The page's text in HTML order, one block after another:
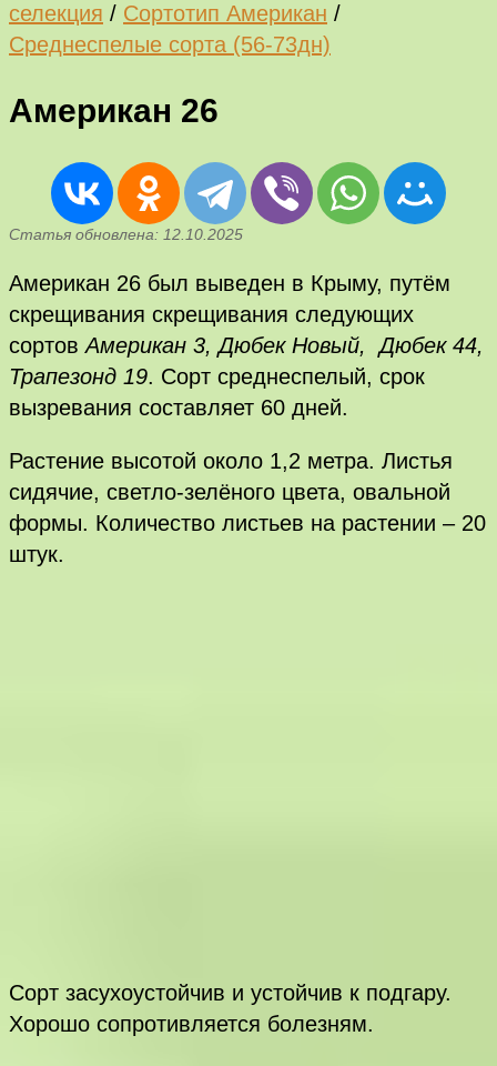
селекция / Сортотип Американ /
Среднеспелые сорта (56-73дн)
Американ 26
Статья обновлена: 12.10.2025
Американ 26 был выведен в Крыму, путём
скрещивания скрещивания следующих
сортовАмерикан 3, Дюбек Новый, Дюбек 44,
Трапезонд 19. Сорт среднеспелый, срок
вызревания составляет 60 дней.
Растение высотой около 1,2 метра. Листья
сидячие, светло-зелёного цвета, овальной
формы. Количество листьев на растении – 20
штук.
Сорт засухоустойчив и устойчив к подгару.
Хорошо сопротивляется болезням.